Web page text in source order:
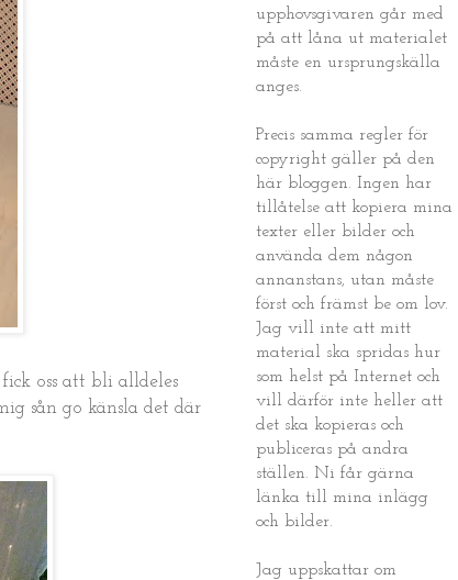
oss att bli alldeles
sån go känsla det där
upphovsgivaren går med
på att låna ut materialet
måste en ursprungskälla
anges.
Precis samma regler för
copyright gäller på den
här bloggen. Ingen har
tillåtelse att kopiera mina
texter eller bilder och
använda dem någon
annanstans, utan måste
först och främst be om lov.
Jag vill inte att mitt
material ska spridas hur
som helst på Internet och
vill därför inte heller att
det ska kopieras och
publiceras på andra
ställen. Ni får gärna
länka till mina inlägg
och bilder.
Jag uppskattar om